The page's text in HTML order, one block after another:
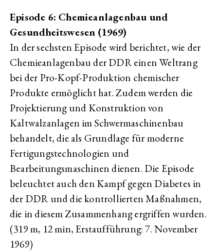
Episode 6: Chemieanlagenbau und
Gesundheitswesen (1969)
In der sechsten Episode wird berichtet, wie der
Chemieanlagenbau der DDR einen Weltrang
bei der Pro-Kopf-Produktion chemischer
Produkte ermöglicht hat. Zudem werden die
Projektierung und Konstruktion von
Kaltwalzanlagen im Schwermaschinenbau
behandelt, die als Grundlage für moderne
Fertigungstechnologien und
Bearbeitungsmaschinen dienen. Die Episode
beleuchtet auch den Kampf gegen Diabetes in
der DDR und die kontrollierten Maßnahmen,
die in diesem Zusammenhang ergriffen wurden.
(319 m, 12 min, Erstaufführung: 7. November
1969)